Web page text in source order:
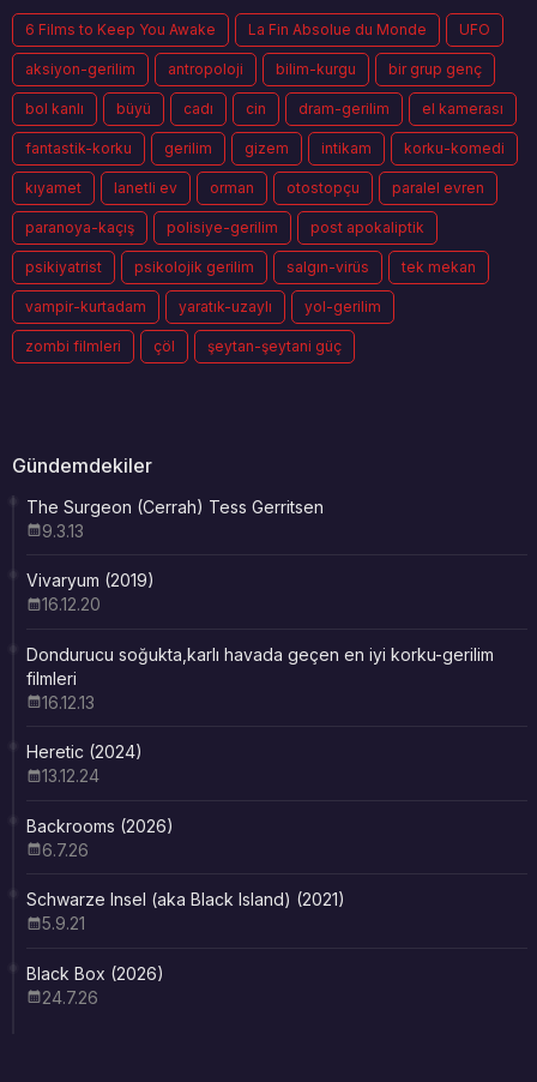
6 Films to Keep You Awake La Fin Absolue du Monde UFO
aksiyon-gerilim antropoloji bilim-kurgu bir grup genç
bol kanlı büyü cadı cin dram-gerilim el kamerası
fantastik-korku gerilim gizem intikam korku-komedi
kıyamet lanetli ev orman otostopçu paralel evren
paranoya-kaçış polisiye-gerilim post apokaliptik
psikiyatrist psikolojik gerilim salgın-virüs tek mekan
vampir-kurtadam yaratık-uzaylı yol-gerilim
zombi filmleri çöl şeytan-şeytani güç
Gündemdekiler
The Surgeon (Cerrah) Tess Gerritsen
9.3.13
Vivaryum (2019)
16.12.20
Dondurucu soğukta,karlı havada geçen en iyi korku-gerilim
filmleri
16.12.13
Heretic (2024)
13.12.24
Backrooms (2026)
6.7.26
Schwarze Insel (aka Black Island) (2021)
5.9.21
Black Box (2026)
24.7.26